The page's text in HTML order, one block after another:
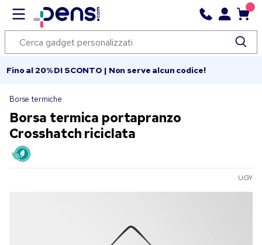
Fino al 20% DI SCONTO | Non serve alcun codice!
Borse termiche
Borsa termica portapranzo
Crosshatch riciclata
UGY